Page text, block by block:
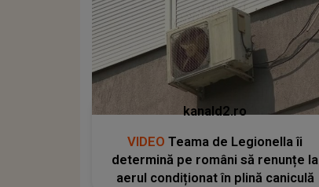
kanald2.ro
VIDEO Teama de Legionella îi
determină pe români să renunțe la
aerul condiționat în plină caniculă